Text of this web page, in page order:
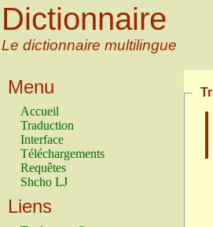
Dictionnaire
Le dictionnaire multilingue
Menu
Accueil
Traduction
Interface
Téléchargements
Requêtes
Shcho LJ
Liens